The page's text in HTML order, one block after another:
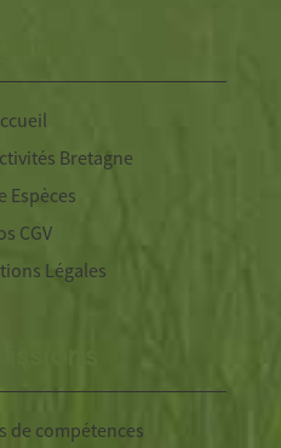
Bretagne
Espèces
CGV
Légales
de compétences